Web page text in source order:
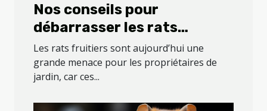
Nos conseils pour
débarrasser les rats
fruitiers de votre jardin
Les rats fruitiers sont aujourd’hui une
grande menace pour les propriétaires de
jardin, car ces...